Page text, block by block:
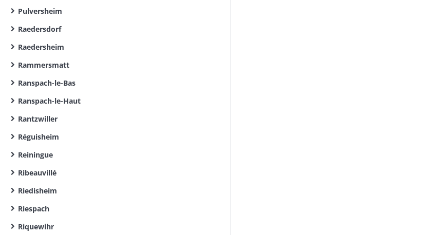
Pulversheim
Raedersdorf
Raedersheim
Rammersmatt
Ranspach-le-Bas
Ranspach-le-Haut
Rantzwiller
Réguisheim
Reiningue
Ribeauvillé
Riedisheim
Riespach
Riquewihr